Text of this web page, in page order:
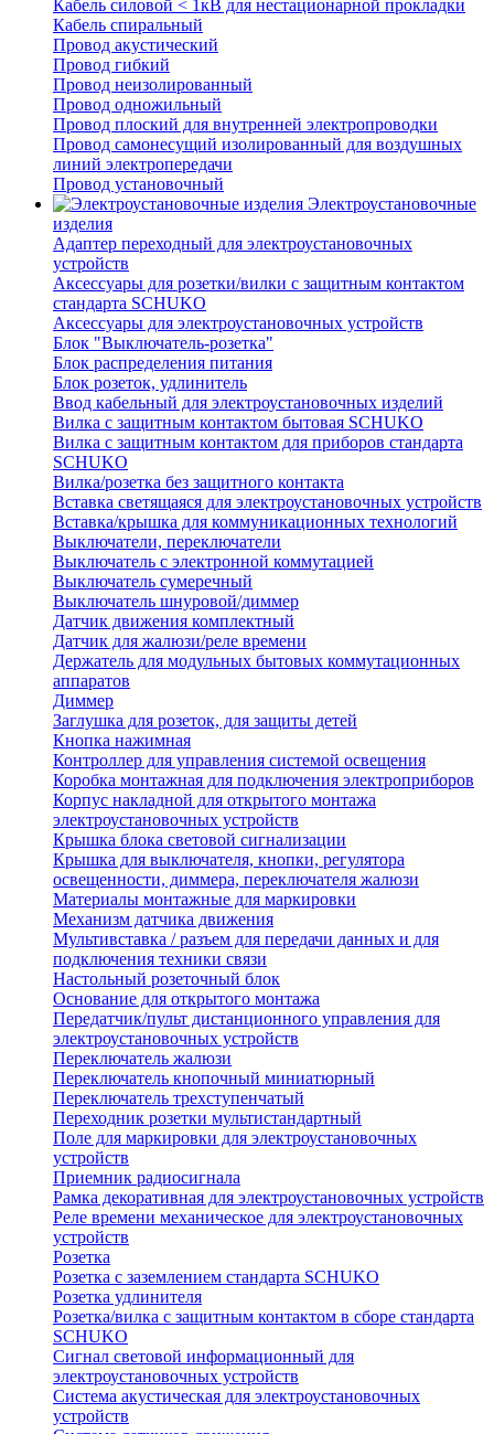
Кабель силовой < 1кВ для нестационарной прокладки
Кабель спиральный
Провод акустический
Провод гибкий
Провод неизолированный
Провод одножильный
Провод плоский для внутренней электропроводки
Провод самонесущий изолированный для воздушных
линий электропередачи
Провод установочный
Электроустановочные
изделия
Адаптер переходный для электроустановочных
устройств
Аксессуары для розетки/вилки с защитным контактом
стандарта SCHUKO
Аксессуары для электроустановочных устройств
Блок "Выключатель-розетка"
Блок распределения питания
Блок розеток, удлинитель
Ввод кабельный для электроустановочных изделий
Вилка с защитным контактом бытовая SCHUKO
Вилка с защитным контактом для приборов стандарта
SCHUKO
Вилка/розетка без защитного контакта
Вставка светящаяся для электроустановочных устройств
Вставка/крышка для коммуникационных технологий
Выключатели, переключатели
Выключатель с электронной коммутацией
Выключатель сумеречный
Выключатель шнуровой/диммер
Датчик движения комплектный
Датчик для жалюзи/реле времени
Держатель для модульных бытовых коммутационных
аппаратов
Диммер
Заглушка для розеток, для защиты детей
Кнопка нажимная
Контроллер для управления системой освещения
Коробка монтажная для подключения электроприборов
Корпус накладной для открытого монтажа
электроустановочных устройств
Крышка блока световой сигнализации
Крышка для выключателя, кнопки, регулятора
освещенности, диммера, переключателя жалюзи
Материалы монтажные для маркировки
Механизм датчика движения
Мультивставка / разъем для передачи данных и для
подключения техники связи
Настольный розеточный блок
Основание для открытого монтажа
Передатчик/пульт дистанционного управления для
электроустановочных устройств
Переключатель жалюзи
Переключатель кнопочный миниатюрный
Переключатель трехступенчатый
Переходник розетки мультистандартный
Поле для маркировки для электроустановочных
устройств
Приемник радиосигнала
Рамка декоративная для электроустановочных устройств
Реле времени механическое для электроустановочных
устройств
Розетка
Розетка с заземлением стандарта SCHUKO
Розетка удлинителя
Розетка/вилка с защитным контактом в сборе стандарта
SCHUKO
Сигнал световой информационный для
электроустановочных устройств
Система акустическая для электроустановочных
устройств